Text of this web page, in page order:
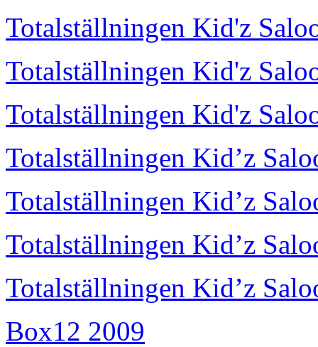
Totalställningen Kid'z
Totalställningen Kid'z
Totalställningen Kid'z
Totalställningen Kid’z
Totalställningen Kid’z
Totalställningen Kid’z
Totalställningen Kid’z
Box12 2009